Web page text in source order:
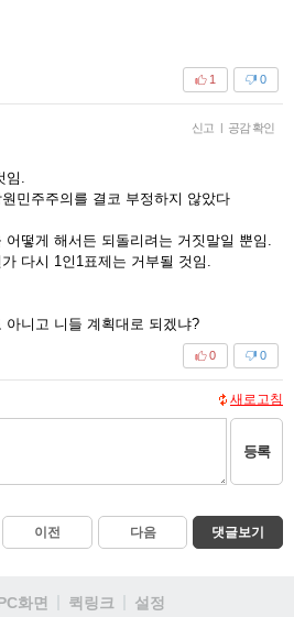
0
1
신고 | 공감 확인
.
민주주의를 결코 부정하지 않았다
떻게 해서든 되돌리려는 거짓말일 뿐임.
다시 1인1표제는 거부될 것임.
아니고 니들 계획대로 되겠냐?
0
0
새로고침
등록
이전 다음 댓글보기
화면 퀵링크
설정